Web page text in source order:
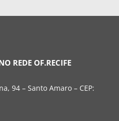
REDE OF.RECIFE
94 – Santo Amaro – CEP: